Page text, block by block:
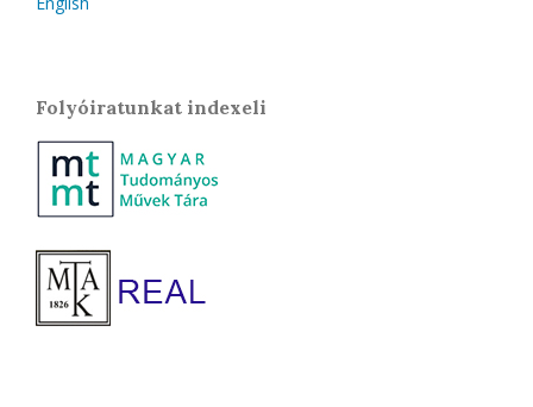
Folyóiratunkat indexeli